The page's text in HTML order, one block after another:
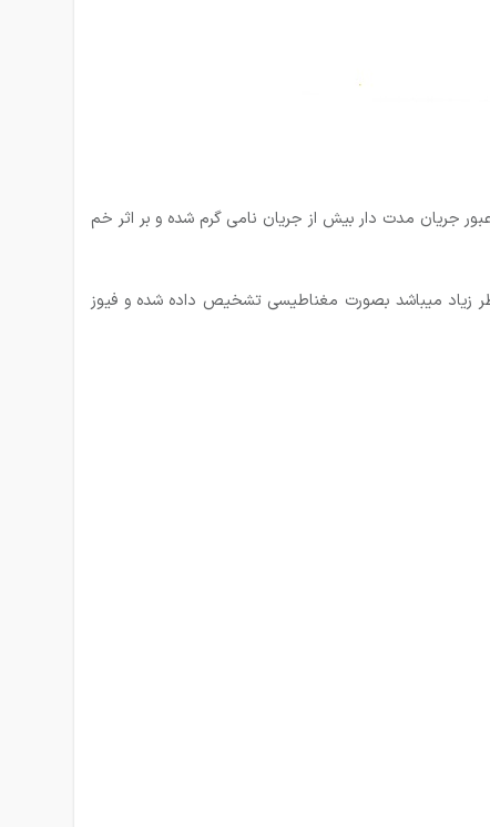
بار (به عبارت دیگر ، تشخیص جریان اضافه به عهده یک فلز ( بیمتال) میباشد ( شماره ۵ ) که بوسیله عبور جریان مدت دار بیش از جریان نامی گرم شده و بر اثر خم
کوتاه بوسیله سیم پیچ (شماره ۷ ) که دارای تعداد دور کم و قطر زیاد میباشد بصورت مغناطیسی تشخیص داده شده و فیوز